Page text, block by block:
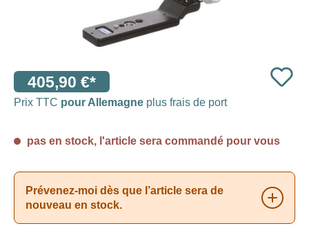
405,90 €*
Prix TTC pour Allemagne plus frais de port
pas en stock, l'article sera commandé pour vous
Prévenez-moi dès que l’article sera de
nouveau en stock.